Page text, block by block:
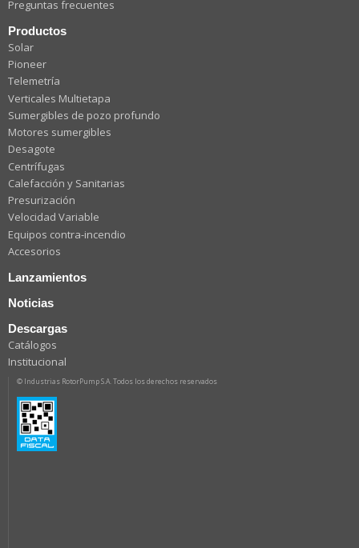
Preguntas frecuentes
Productos
Solar
Pioneer
Telemetría
Verticales Multietapa
Sumergibles de pozo profundo
Motores sumergibles
Desagote
Centrífugas
Calefacción y Sanitarias
Presurización
Velocidad Variable
Equipos contra-incendio
Accesorios
Lanzamientos
Noticias
Descargas
Catálogos
Institucional
© Industrias RotorPump S.A. Todos los derechos reservados